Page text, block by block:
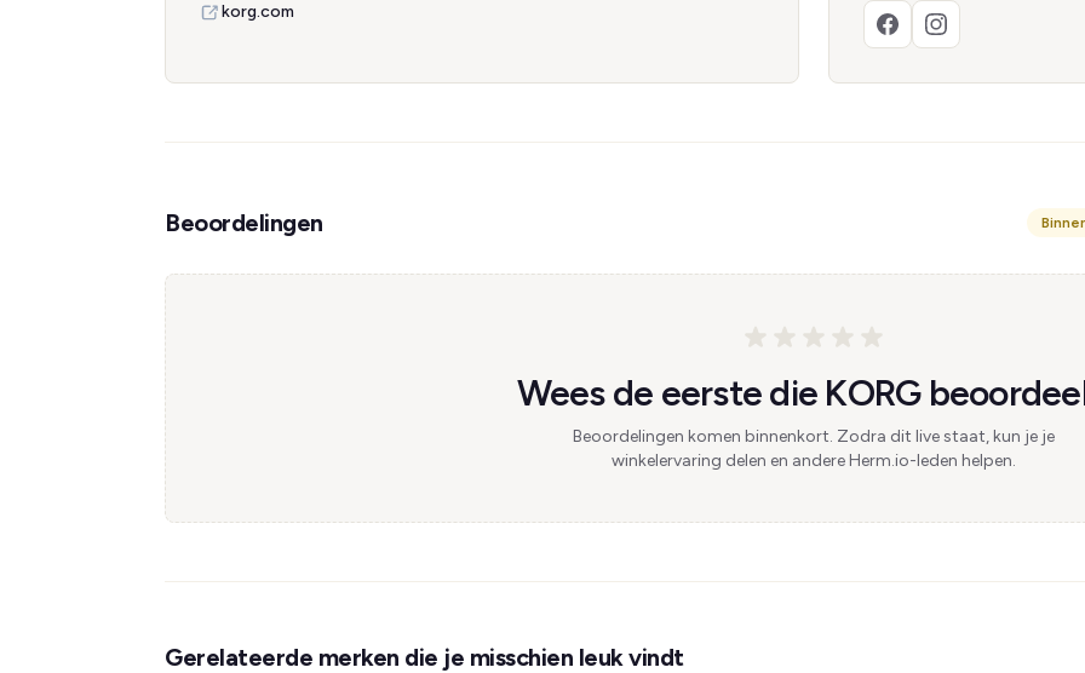
korg.com
Beoordelingen
Wees de eerste die KORG
Beoordelingen komen binnenkort. Zodra dit live staat, kun je je
winkelervaring delen en andere Herm.io-leden helpen.
Gerelateerde merken die je misschien leuk vindt